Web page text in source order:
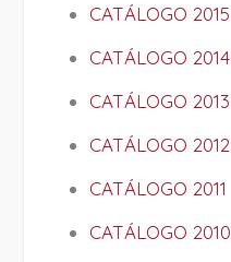
CATÁLOGO 2015
CATÁLOGO 2014
CATÁLOGO 2013
CATÁLOGO 2012
CATÁLOGO 2011
CATÁLOGO 2010